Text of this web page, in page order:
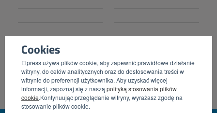
Cookies
Elpress używa plików cookie, aby zapewnić prawidłowe działanie
witryny, do celów analitycznych oraz do dostosowania treści w
witrynie do preferencji użytkownika. Aby uzyskać więcej
informacji, zapoznaj się z naszą polityką stosowania plików
cookie.Kontynuując przeglądanie witryny, wyrażasz zgodę na
stosowanie plików cookie.